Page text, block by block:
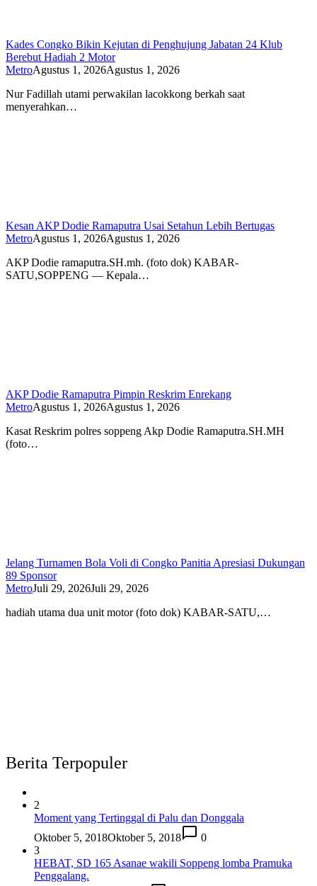
Kades Congko Bikin Kejutan di Penghujung Jabatan 24 Klub
Berebut Hadiah 2 Motor
MetroAgustus 1, 2026Agustus 1, 2026
Nur Fadillah utami perwakilan lacokkong berkah saat
menyerahkan…
Kesan AKP Dodie Ramaputra Usai Setahun Lebih Bertugas
MetroAgustus 1, 2026Agustus 1, 2026
AKP Dodie ramaputra.SH.mh. (foto dok) KABAR-
SATU,SOPPENG — Kepala…
AKP Dodie Ramaputra Pimpin Reskrim Enrekang
MetroAgustus 1, 2026Agustus 1, 2026
Kasat Reskrim polres soppeng Akp Dodie Ramaputra.SH.MH
(foto…
Jelang Turnamen Bola Voli di Congko Panitia Apresiasi Dukungan
89 Sponsor
MetroJuli 29, 2026Juli 29, 2026
hadiah utama dua unit motor (foto dok) KABAR-SATU,…
Berita Terpopuler
2
Moment yang Tertinggal di Palu dan Donggala
Oktober 5, 2018Oktober 5, 2018
0
3
HEBAT, SD 165 Asanae wakili Soppeng lomba Pramuka
Penggalang.